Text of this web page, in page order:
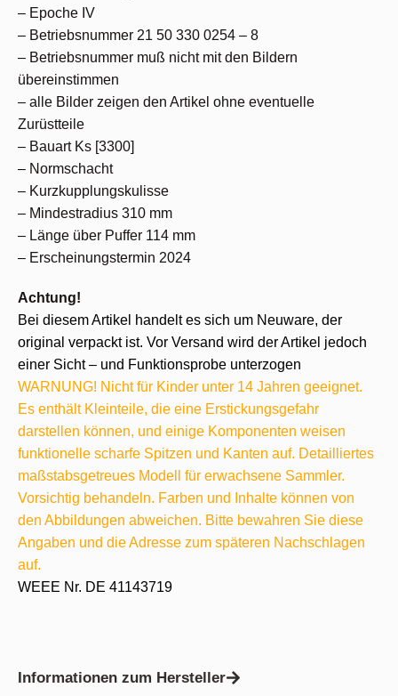
– Epoche IV
– Betriebsnummer 21 50 330 0254 – 8
– Betriebsnummer muß nicht mit den Bildern
übereinstimmen
– alle Bilder zeigen den Artikel ohne eventuelle
Zurüstteile
– Bauart Ks [3300]
– Normschacht
– Kurzkupplungskulisse
– Mindestradius 310 mm
– Länge über Puffer 114 mm
– Erscheinungstermin 2024
Achtung!
Bei diesem Artikel handelt es sich um Neuware, der
original verpackt ist. Vor Versand wird der Artikel jedoch
einer Sicht – und Funktionsprobe unterzogen
WARNUNG! Nicht für Kinder unter 14 Jahren geeignet.
Es enthält Kleinteile, die eine Erstickungsgefahr
darstellen können, und einige Komponenten weisen
funktionelle scharfe Spitzen und Kanten auf. Detailliertes
maßstabsgetreues Modell für erwachsene Sammler.
Vorsichtig behandeln. Farben und Inhalte können von
den Abbildungen abweichen. Bitte bewahren Sie diese
Angaben und die Adresse zum späteren Nachschlagen
auf.
WEEE Nr. DE 41143719
Informationen zum Hersteller